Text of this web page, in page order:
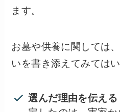
ます。
お墓や供養に関しては
いを書き添えてみては
選んだ理由を伝える